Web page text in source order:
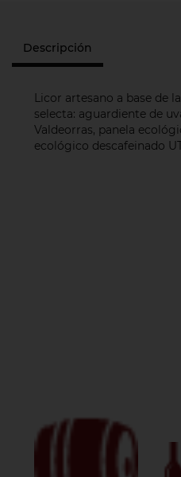
Descripción
Licor artesano a base de
selecta: aguardiente de
Valdeorras, panela
ecológico descafeinado